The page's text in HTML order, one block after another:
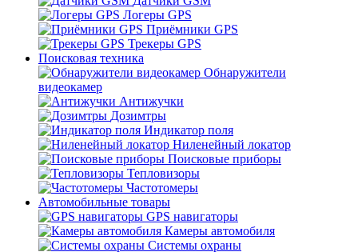
Логеры GPS
Приёмники GPS
Трекеры GPS
Поисковая техника
Обнаружители
видеокамер
Антижучки
Дозимтры
Индикатор поля
Ниленейный локатор
Поисковые приборы
Тепловизоры
Частотомеры
Автомобильные товары
GPS навигаторы
Камеры автомобиля
Системы охраны